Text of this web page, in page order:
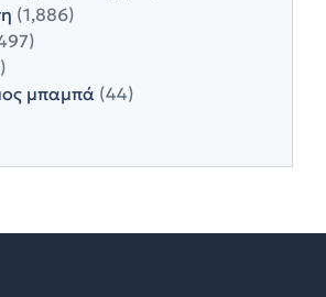
(1,886)
μπαμπά (44)